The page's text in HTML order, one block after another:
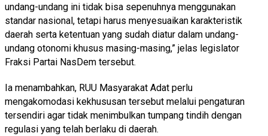
undang-undang ini tidak bisa sepenuhnya menggunakan
standar nasional, tetapi harus menyesuaikan karakteristik
daerah serta ketentuan yang sudah diatur dalam undang-
undang otonomi khusus masing-masing,” jelas legislator
Fraksi Partai NasDem tersebut.
Ia menambahkan, RUU Masyarakat Adat perlu
mengakomodasi kekhususan tersebut melalui pengaturan
tersendiri agar tidak menimbulkan tumpang tindih dengan
regulasi yang telah berlaku di daerah.